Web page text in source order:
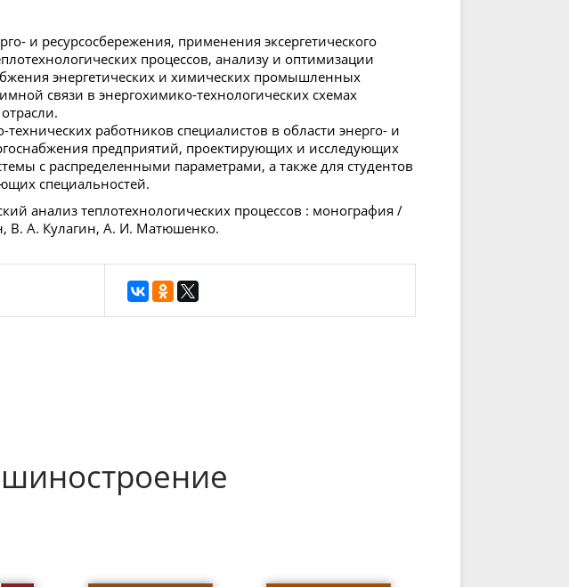
и ресурсосбережения, применения эксергетического
процессов, анализу и оптимизации
энергетических и химических промышленных
связи в энергохимико-технологических схемах
работников специалистов в области энерго- и
предприятий, проектирующих и исследующих
с распределенными параметрами, а также для студентов
специальностей.
анализ теплотехнологических процессов : монография /
В. А. Кулагин, А. И. Матюшенко.